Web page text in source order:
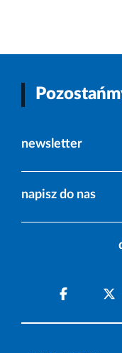
newsletter
napisz do nas